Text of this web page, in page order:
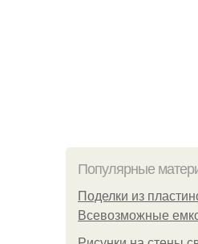
Популярные
Поделки из
Всевозможные